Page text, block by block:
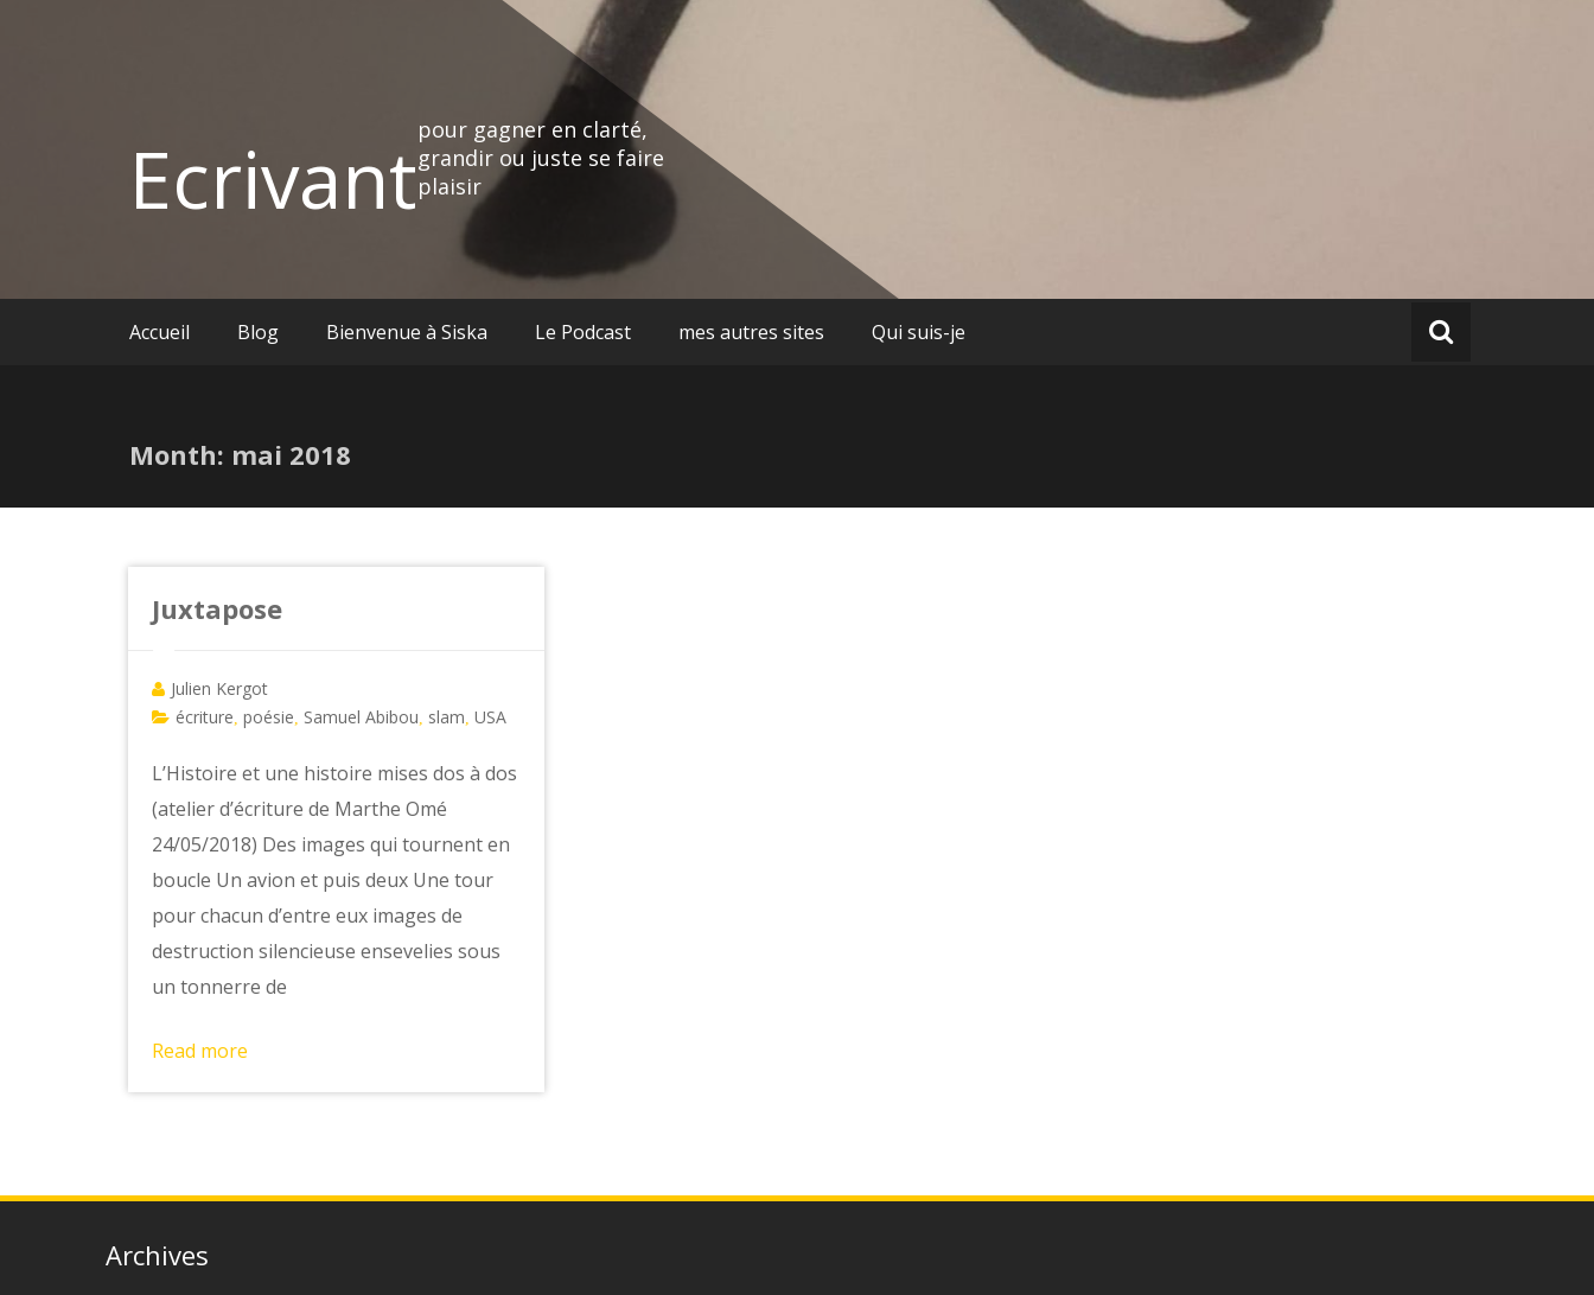
Ecrivantpour gagner en clarté,
grandir ou juste se faire
plaisir
Accueil Blog Bienvenue à Siska Le Podcast mes autres sites Qui suis-je
Month: mai 2018
Juxtapose
Julien Kergot
écriture poésie Samuel Abibou slam USA
L’Histoire et une histoire mises dos à dos
(atelier d’écriture de Marthe Omé
24/05/2018) Des images qui tournent en
boucle Un avion et puis deux Une tour
pour chacun d’entre eux images de
destruction silencieuse ensevelies sous
un tonnerre de
Read more
Archives